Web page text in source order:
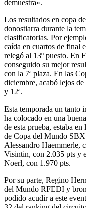
demuestra».
Los resultados en copa
donostiarra durante la
clasificatorias. Por
caída en cuartos de final
relegó al 13º puesto. En
conseguido su mejor
con la 7ª plaza. En las
diciembre, acabó lejos
y 12ª.
Esta temporada un tanto
ha colocado en una
de esta prueba, estaba
de Copa del Mundo
Alessandro Haemmerle,
Visintin, con 2.035 pts y
Noerl, con 1.970 pts.
Por su parte, Regino
del Mundo RFEDI y
podido acudir a este